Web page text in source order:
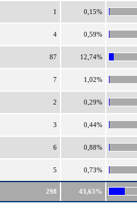
1 0,15%
4 0,59%
87 12,74%
7 1,02%
2 0,29%
3 0,44%
6 0,88%
5 0,73%
298 43,63%